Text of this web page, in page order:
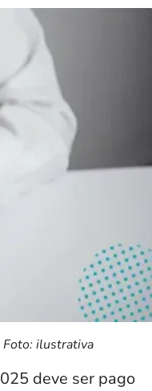
Foto: ilustrativa
deve ser pago